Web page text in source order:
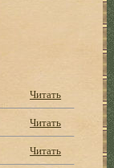
Читать
Читать
Читать